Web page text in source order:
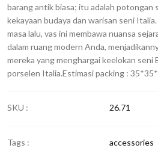
barang antik biasa; itu adalah potongan
kekayaan budaya dan warisan seni
masa lalu, vas ini membawa nuansa
dalam ruang modern Anda,
mereka yang menghargai keelokan seni
porselen Italia.Estimasi packing :
SKU : 26.71
Tags : accessories